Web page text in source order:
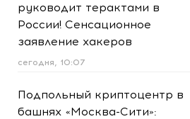
руководит терактами в
России! Сенсационное
заявление хакеров
сегодня, 10:07
Подпольный криптоцентр в
башнях «Москва-Сити»: